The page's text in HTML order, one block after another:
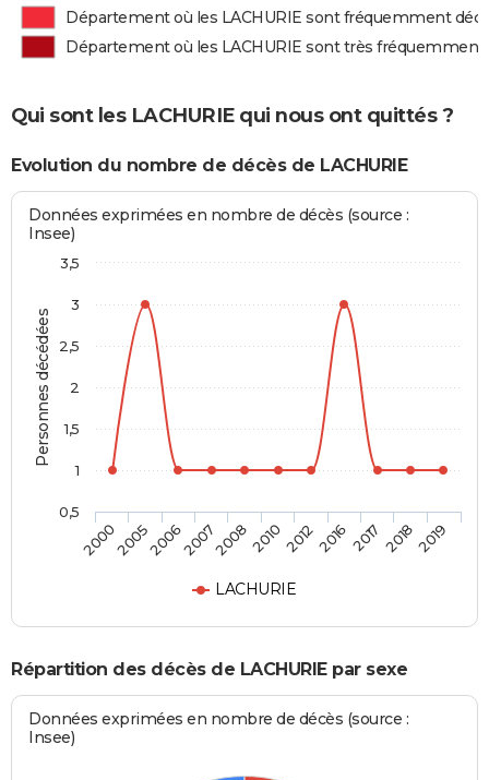
Département où les LACHURIE sont fréquemment
Département où les LACHURIE sont très fréquemment
Qui sont les LACHURIE qui nous ont quittés ?
Evolution du nombre de décès de LACHURIE
Personnes décédées
Données exprimées en nombre de décès (source :
Insee)
LACHURIE
200020052006200720082010201220162017 20182019
0,5
1
1,5
2
2,5
3
3,5
Répartition des décès de LACHURIE par sexe
Données exprimées en nombre de décès (source :
Insee)